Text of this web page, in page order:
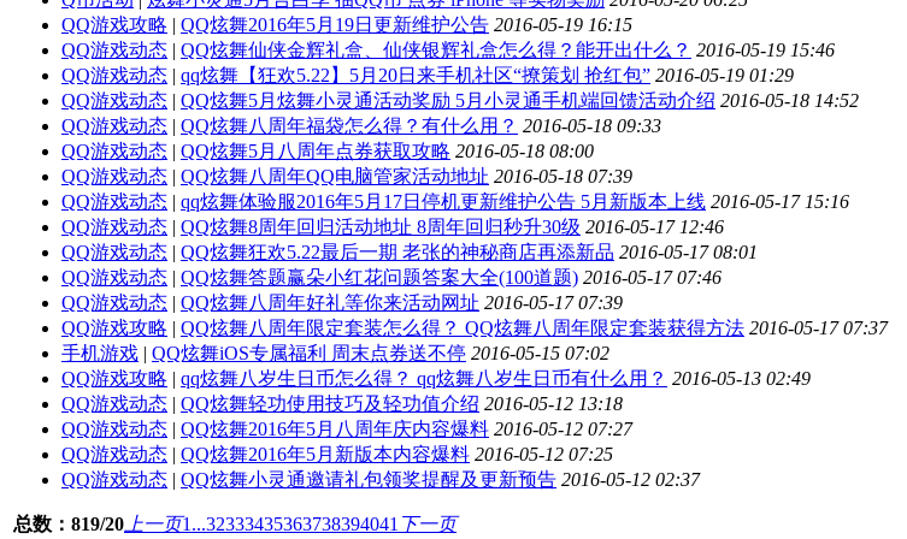
QQ游戏攻略 | QQ炫舞2016年5月19日更新维护公告 2016-05-19 16:15
QQ游戏动态 | QQ炫舞仙侠金辉礼盒、仙侠银辉礼盒怎么得？能开出什么？ 2016-05-19 15:46
QQ游戏动态 | qq炫舞【狂欢5.22】5月20日来手机社区“撩策划 抢红包” 2016-05-19 01:29
QQ游戏动态 | QQ炫舞5月炫舞小灵通活动奖励 5月小灵通手机端回馈活动介绍 2016-05-18 14:52
QQ游戏动态 | QQ炫舞八周年福袋怎么得？有什么用？ 2016-05-18 09:33
QQ游戏动态 | QQ炫舞5月八周年点券获取攻略 2016-05-18 08:00
QQ游戏动态 | QQ炫舞八周年QQ电脑管家活动地址 2016-05-18 07:39
QQ游戏动态 | qq炫舞体验服2016年5月17日停机更新维护公告 5月新版本上线 2016-05-17 15:16
QQ游戏动态 | QQ炫舞8周年回归活动地址 8周年回归秒升30级 2016-05-17 12:46
QQ游戏动态 | QQ炫舞狂欢5.22最后一期 老张的神秘商店再添新品 2016-05-17 08:01
QQ游戏动态 | QQ炫舞答题赢朵小红花问题答案大全(100道题) 2016-05-17 07:46
QQ游戏动态 | QQ炫舞八周年好礼等你来活动网址 2016-05-17 07:39
QQ游戏攻略 | QQ炫舞八周年限定套装怎么得？ QQ炫舞八周年限定套装获得方法 2016-05-17 07:37
手机游戏 | QQ炫舞iOS专属福利 周末点券送不停 2016-05-15 07:02
QQ游戏攻略 | qq炫舞八岁生日币怎么得？ qq炫舞八岁生日币有什么用？ 2016-05-13 02:49
QQ游戏动态 | QQ炫舞轻功使用技巧及轻功值介绍 2016-05-12 13:18
QQ游戏动态 | QQ炫舞2016年5月八周年庆内容爆料 2016-05-12 07:27
QQ游戏动态 | QQ炫舞2016年5月新版本内容爆料 2016-05-12 07:25
QQ游戏动态 | QQ炫舞小灵通邀请礼包领奖提醒及更新预告 2016-05-12 02:37
总数：819/20 上一页1...32333435363738394041 下一页